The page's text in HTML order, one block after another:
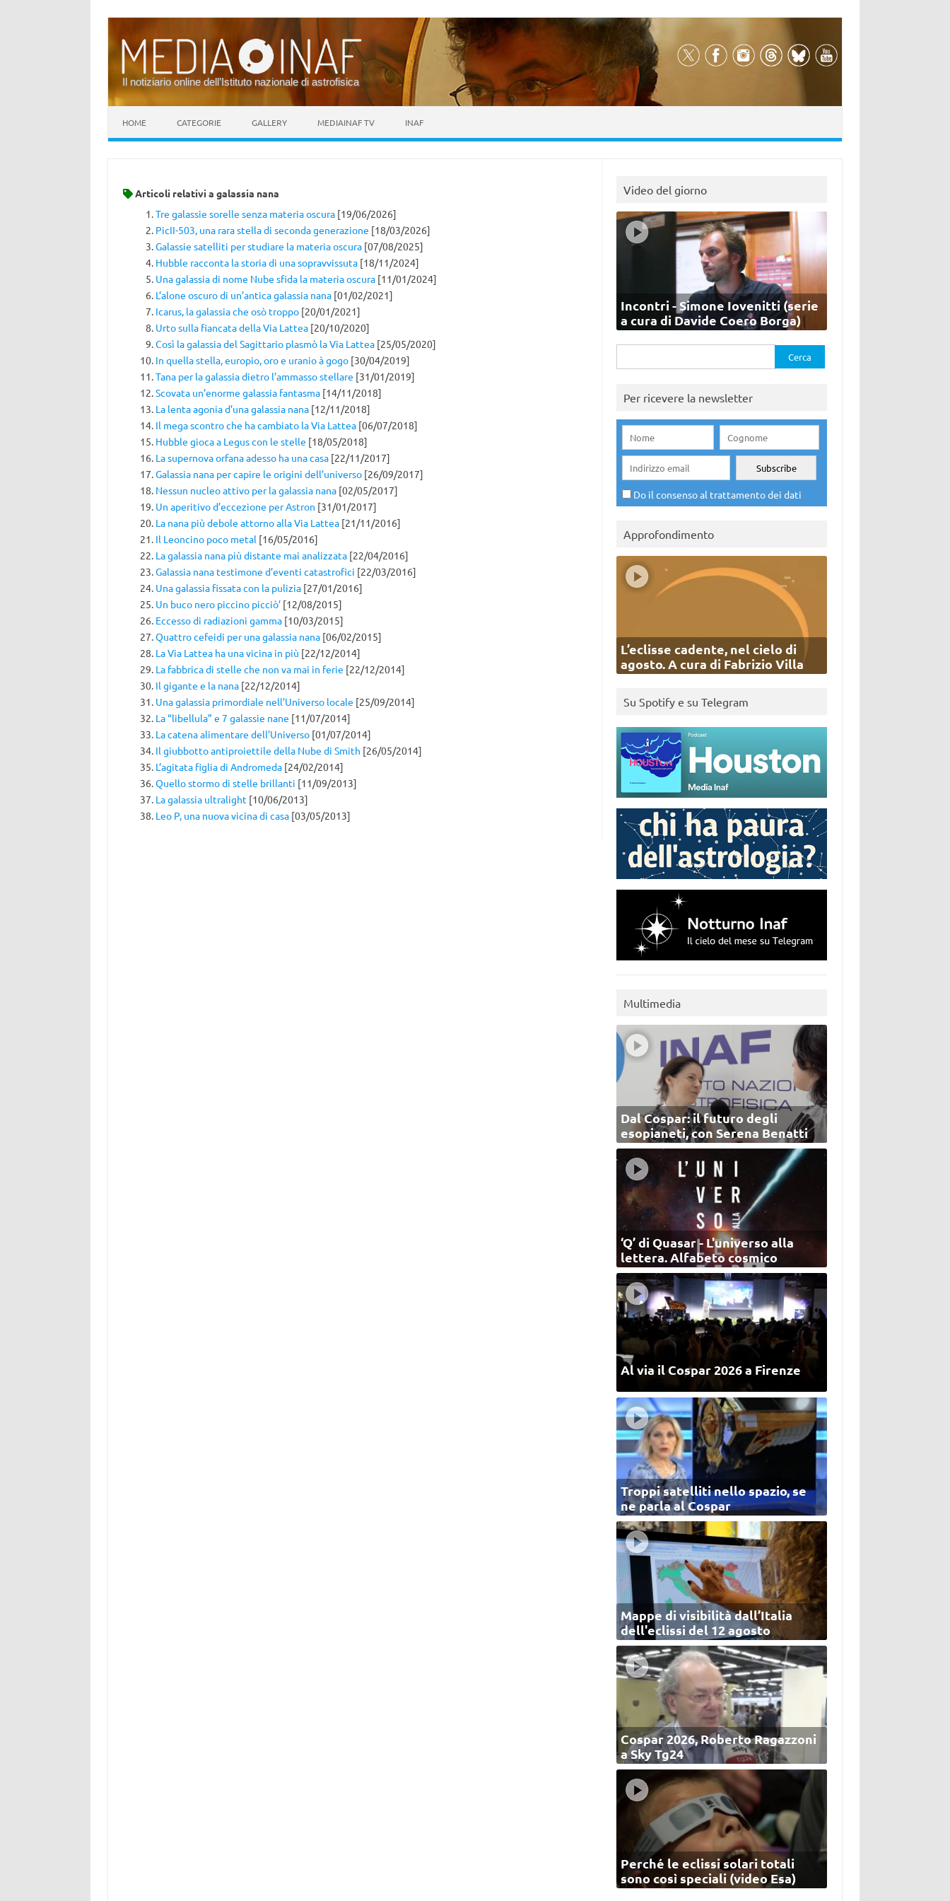
Il notiziario online dell’Istituto nazionale di astrofisica
HOME CATEGORIE GALLERY MEDIAINAF TV INAF
Articoli relativi a galassia nana
Tre galassie sorelle senza materia oscura[19/06/2026]
PicII-503, una rara stella di seconda generazione [18/03/2026]
Galassie satelliti per studiare la materia oscura[07/08/2025]
Hubble racconta la storia di una sopravvissuta[18/11/2024]
Una galassia di nome Nube sfida la materia oscura[11/01/2024]
L’alone oscuro di un’antica galassia nana[01/02/2021]
Icarus, la galassia che osò troppo[20/01/2021]
Urto sulla fiancata della Via Lattea[20/10/2020]
Così la galassia del Sagittario plasmò la Via Lattea[25/05/2020]
In quella stella, europio, oro e uranio à gogo[30/04/2019]
Tana per la galassia dietro l’ammasso stellare [31/01/2019]
Scovata un’enorme galassia fantasma[14/11/2018]
La lenta agonia d’una galassia nana[12/11/2018]
Il mega scontro che ha cambiato la Via Lattea[06/07/2018]
Hubble gioca a Legus con le stelle [18/05/2018]
La supernova orfana adesso ha una casa[22/11/2017]
Galassia nana per capire le origini dell’universo[26/09/2017]
Nessun nucleo attivo per la galassia nana[02/05/2017]
Un aperitivo d’eccezione per Astron [31/01/2017]
La nana più debole attorno alla Via Lattea[21/11/2016]
Il Leoncino poco metal [16/05/2016]
La galassia nana più distante mai analizzata[22/04/2016]
Galassia nana testimone d’eventi catastrofici [22/03/2016]
Una galassia fissata con la pulizia[27/01/2016]
Un buco nero piccino picciò’[12/08/2015]
Eccesso di radiazioni gamma[10/03/2015]
Quattro cefeidi per una galassia nana[06/02/2015]
La Via Lattea ha una vicina in più [22/12/2014]
La fabbrica di stelle che non va mai in ferie [22/12/2014]
Il gigante e la nana[22/12/2014]
Una galassia primordiale nell’Universo locale [25/09/2014]
La “libellula” e 7 galassie nane [11/07/2014]
La catena alimentare dell’Universo[01/07/2014]
Il giubbotto antiproiettile della Nube di Smith [26/05/2014]
L’agitata figlia di Andromeda[24/02/2014]
Quello stormo di stelle brillanti [11/09/2013]
La galassia ultralight [10/06/2013]
Leo P, una nuova vicina di casa[03/05/2013]
Video del giorno
Incontri - Simone Iovenitti (serie
a cura di Davide Coero Borga)
per:
Per ricevere la newsletter
Do il consenso al trattamento dei dati
Approfondimento
L’eclisse cadente, nel cielo di
agosto. A cura di Fabrizio Villa
Su Spotify e su Telegram
Multimedia
Dal Cospar: il futuro degli
esopianeti, con Serena Benatti
‘Q’ di Quasar - L'universo alla
lettera. Alfabeto cosmico
Al via il Cospar 2026 a Firenze
Troppi satelliti nello spazio, se
ne parla al Cospar
Mappe di visibilità dall’Italia
dell'eclissi del 12 agosto
Cospar 2026, Roberto Ragazzoni
a Sky Tg24
Perché le eclissi solari totali
sono così speciali (video Esa)